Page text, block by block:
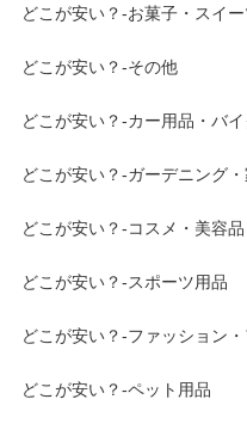
どこが安い？-お菓子・スイ
どこが安い？-その他
どこが安い？-カー用品・バ
どこが安い？-ガーデニング
どこが安い？-コスメ・美容品
どこが安い？-スポーツ用品
どこが安い？-ファッション
どこが安い？-ペット用品